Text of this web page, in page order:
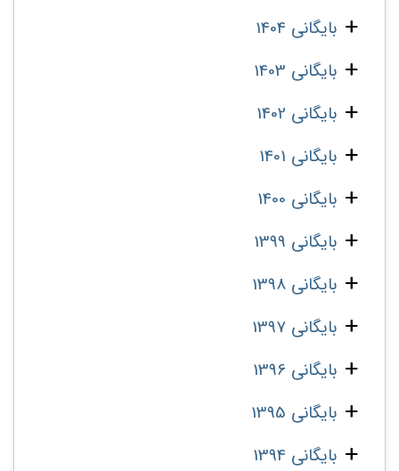
بایگانی 1404
بایگانی 1403
بایگانی 1402
بایگانی 1401
بایگانی 1400
بایگانی 1399
بایگانی 1398
بایگانی 1397
بایگانی 1396
بایگانی 1395
بایگانی 1394